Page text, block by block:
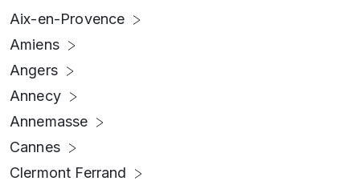
Aix-en-Provence
Amiens
Angers
Annecy
Annemasse
Cannes
Clermont Ferrand